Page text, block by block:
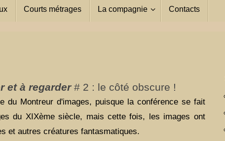
Courts métrages La compagnie Contacts
et à regarder# 2 : le côté obscure !
du Montreur d'images, puisque la conférence se fait
du XIXème siècle, mais cette fois, les images ont
et autres créatures fantasmatiques.